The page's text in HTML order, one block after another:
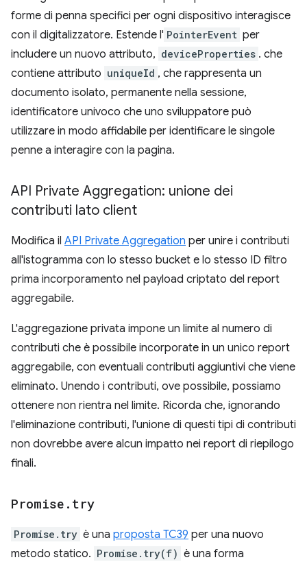
forme di penna specifici per ogni dispositivo interagisce
con il digitalizzatore. Estende l' PointerEvent per
includere un nuovo attributo, deviceProperties . che
contiene attributo uniqueId , che rappresenta un
documento isolato, permanente nella sessione,
identificatore univoco che uno sviluppatore può
utilizzare in modo affidabile per identificare le singole
penne a interagire con la pagina.
API Private Aggregation: unione dei
contributi lato client
Modifica il API Private Aggregation per unire i contributi
all'istogramma con lo stesso bucket e lo stesso ID filtro
prima incorporamento nel payload criptato del report
aggregabile.
L'aggregazione privata impone un limite al numero di
contributi che è possibile incorporate in un unico report
aggregabile, con eventuali contributi aggiuntivi che viene
eliminato. Unendo i contributi, ove possibile, possiamo
ottenere non rientra nel limite. Ricorda che, ignorando
l'eliminazione contributi, l'unione di questi tipi di contributi
non dovrebbe avere alcun impatto nei report di riepilogo
finali.
Promise . try
Promise.try è una proposta TC39 per una nuovo
metodo statico. Promise.try(f) è una forma